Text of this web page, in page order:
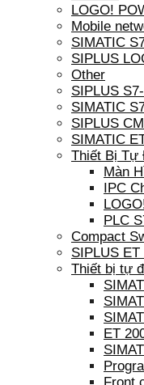
LOGO!
Mobile
SIMATIC
SIPLUS
Other
SIPLUS
SIMATIC
SIPLUS
SIMATIC
Thiết Bị Tự
Màn
IPC
PLC
Compact
SIPLUS ET
Thiết bị tự
ET